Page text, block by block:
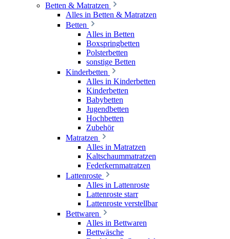
Betten & Matratzen
Alles in Betten & Matratzen
Betten
Alles in Betten
Boxspringbetten
Polsterbetten
sonstige Betten
Kinderbetten
Alles in Kinderbetten
Kinderbetten
Babybetten
Jugendbetten
Hochbetten
Zubehör
Matratzen
Alles in Matratzen
Kaltschaummatratzen
Federkernmatratzen
Lattenroste
Alles in Lattenroste
Lattenroste starr
Lattenroste verstellbar
Bettwaren
Alles in Bettwaren
Bettwäsche